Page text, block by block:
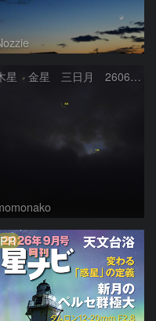
木星 金星 三日月 260618
PR